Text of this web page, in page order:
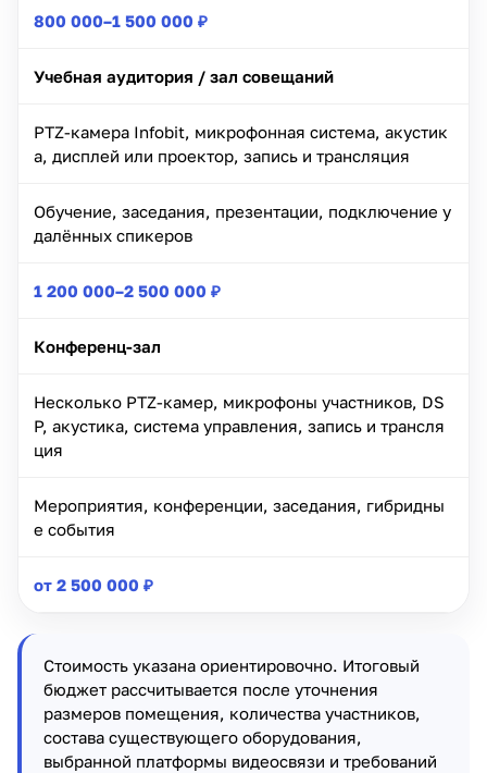
800 000–1 500 000 ₽
Учебная аудитория / зал совещаний
PTZ-камера Infobit, микрофонная система, акустик
а, дисплей или проектор, запись и трансляция
Обучение, заседания, презентации, подключение у
далённых спикеров
1 200 000–2 500 000 ₽
Конференц-зал
Несколько PTZ-камер, микрофоны участников, DS
P, акустика, система управления, запись и трансля
ция
Мероприятия, конференции, заседания, гибридны
е события
от 2 500 000 ₽
Стоимость указана ориентировочно. Итоговый
бюджет рассчитывается после уточнения
размеров помещения, количества участников,
состава существующего оборудования,
выбранной платформы видеосвязи и требований